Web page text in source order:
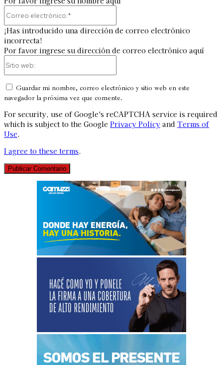
¡Has introducido una dirección de correo electrónico
incorrecta!
Por favor ingrese su dirección de correo electrónico aquí
Guardar mi nombre, correo electrónico y sitio web en este
navegador la próxima vez que comente.
For security, use of Google's reCAPTCHA service is required
which is subject to the Google Privacy Policy and Terms of
Use.
I agree to these terms.